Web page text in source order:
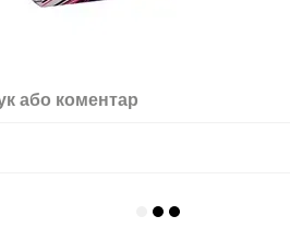
або коментар